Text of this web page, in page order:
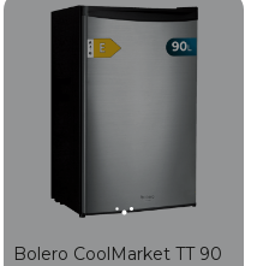
Bolero CoolMarket TT 90